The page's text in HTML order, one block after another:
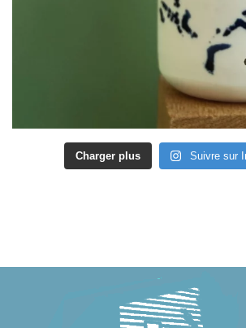
Charger plus Suivre sur